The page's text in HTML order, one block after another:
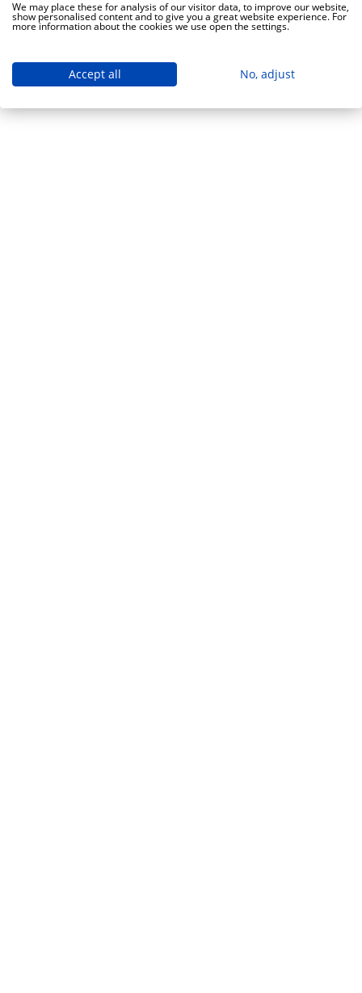
We may place these for analysis of our visitor data, to improve our website,
show personalised content and to give you a great website experience. For
more information about the cookies we use open the settings.
Accept all No, adjust